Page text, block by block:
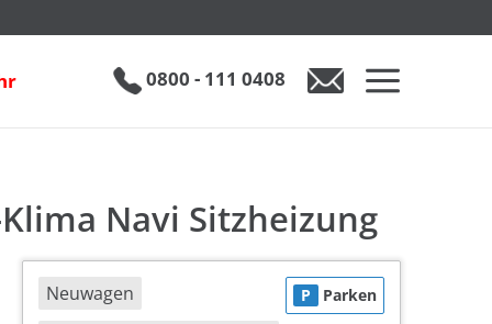
0800 - 111 0408
Audi Q3 1.5 TFSI s-line s-tronic n.Modell 3-Zonen-Klima Navi Sitzheizung
Navi Sitzheizung
Neuwagen
P Parken